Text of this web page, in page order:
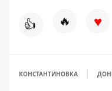
👍 🔥 ♥
КОНСТАНТИНОВКА